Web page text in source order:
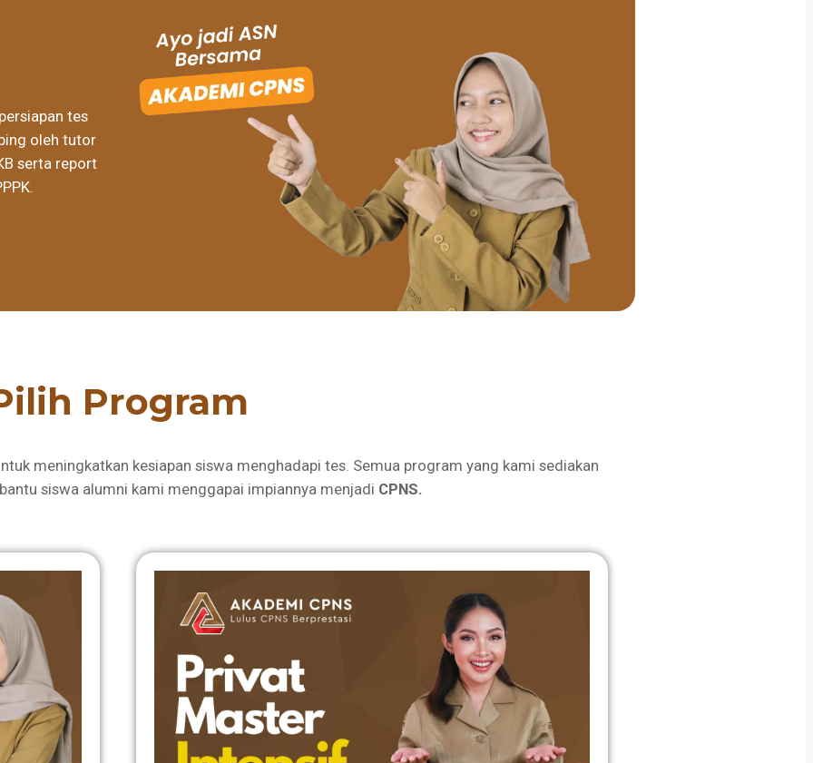
tes
oleh tutor
serta report
Program
meningkatkan kesiapan siswa menghadapi tes. Semua program yang kami sediakan
siswa alumni kami menggapai impiannya menjadi CPNS.